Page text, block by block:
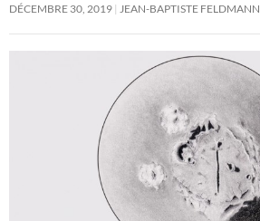
DÉCEMBRE 30, 2019
JEAN-BAPTISTE FELDMANN